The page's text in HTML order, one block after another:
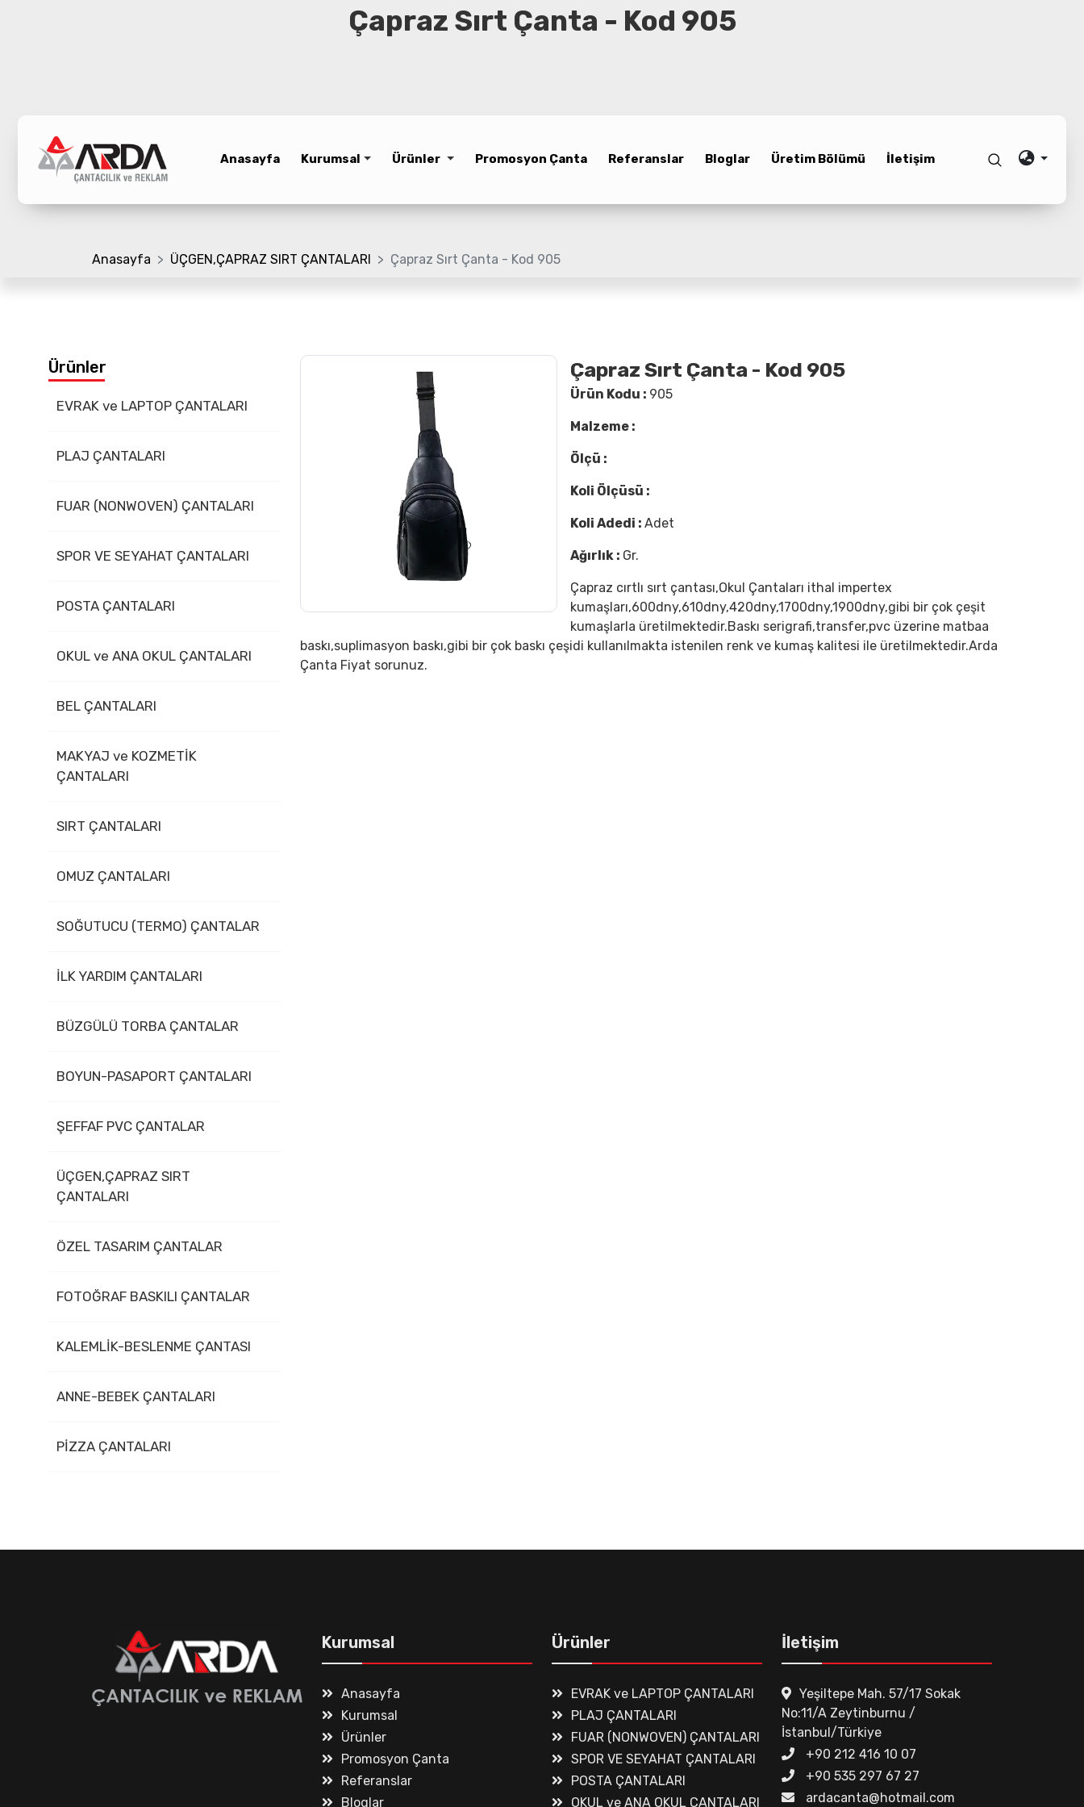
Anasayfa Kurumsal Ürünler Promosyon Çanta Referanslar Bloglar Üretim Bölümü İletişim
Kurumsal
Ürünler
Referanslar
İletişim
Çapraz Sırt Çanta - Kod 905
Anasayfa ÜÇGEN,ÇAPRAZ SIRT ÇANTALARI Çapraz Sırt Çanta - Kod 905
Ürünler
EVRAK ve LAPTOP ÇANTALARI
PLAJ ÇANTALARI
FUAR (NONWOVEN) ÇANTALARI
SPOR VE SEYAHAT ÇANTALARI
POSTA ÇANTALARI
OKUL ve ANA OKUL ÇANTALARI
BEL ÇANTALARI
MAKYAJ ve KOZMETİK
ÇANTALARI
SIRT ÇANTALARI
OMUZ ÇANTALARI
SOĞUTUCU (TERMO) ÇANTALAR
İLK YARDIM ÇANTALARI
BÜZGÜLÜ TORBA ÇANTALAR
BOYUN-PASAPORT ÇANTALARI
ŞEFFAF PVC ÇANTALAR
ÜÇGEN,ÇAPRAZ SIRT
ÇANTALARI
ÖZEL TASARIM ÇANTALAR
FOTOĞRAF BASKILI ÇANTALAR
KALEMLİK-BESLENME ÇANTASI
ANNE-BEBEK ÇANTALARI
PİZZA ÇANTALARI
Çapraz Sırt Çanta - Kod 905
Ürün Kodu : 905
Malzeme :
Ölçü :
Koli Ölçüsü :
Koli Adedi :Adet
Ağırlık : Gr.
Çapraz cırtlı sırt çantası,Okul Çantaları ithal impertex
kumaşları,600dny,610dny,420dny,1700dny,1900dny,gibi bir çok çeşit
kumaşlarla üretilmektedir.Baskı serigrafi,transfer,pvc üzerine matbaa
baskı,suplimasyon baskı,gibi bir çok baskı çeşidi kullanılmakta istenilen renk ve kumaş kalitesi ile üretilmektedir.Arda
Çanta Fiyat sorunuz.
Kurumsal
Anasayfa
Kurumsal
Ürünler
Promosyon Çanta
Referanslar
Bloglar
Ürünler
EVRAK ve LAPTOP ÇANTALARI
PLAJ ÇANTALARI
FUAR (NONWOVEN) ÇANTALARI
SPOR VE SEYAHAT ÇANTALARI
POSTA ÇANTALARI
OKUL ve ANA OKUL ÇANTALARI
İletişim
Yeşiltepe Mah. 57/17 Sokak
No:11/A Zeytinburnu /
İstanbul/Türkiye
+90 212 416 10 07
+90 535 297 67 27
ardacanta@hotmail.com